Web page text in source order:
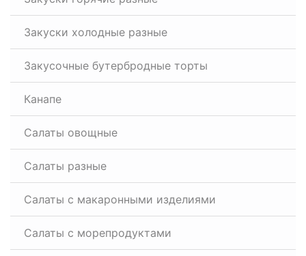
Закуски холодные разные
Закусочные бутербродные торты
Канапе
Салаты овощные
Салаты разные
Салаты с макаронными изделиями
Салаты с морепродуктами